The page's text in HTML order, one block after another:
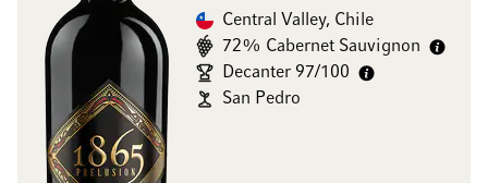
Central Valley, Chile
72% Cabernet Sauvignon
Decanter 97/100
San Pedro